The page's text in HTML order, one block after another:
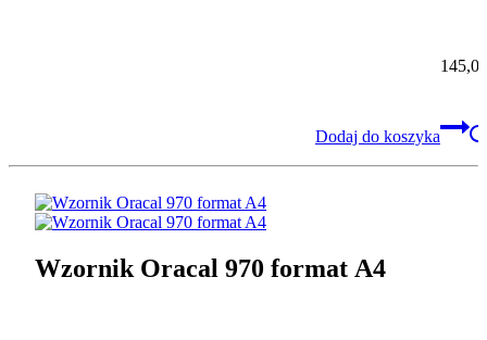
Dodaj do koszyka
Wzornik Oracal 970 format A4